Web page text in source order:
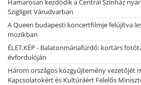
Szigliget Várudvarban
A Queen budapesti koncertfilmje felújítva
mozikban
ÉLET.KÉP - Balatonmáriafürdő: kortárs
évfordulóján
Három országos közgyűjtemény vezetőjét
Kapcsolatokért és Kultúráért Felelős